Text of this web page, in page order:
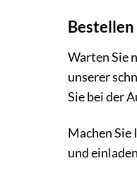
Warten Sie
unserer
Sie bei der
Machen Sie
und